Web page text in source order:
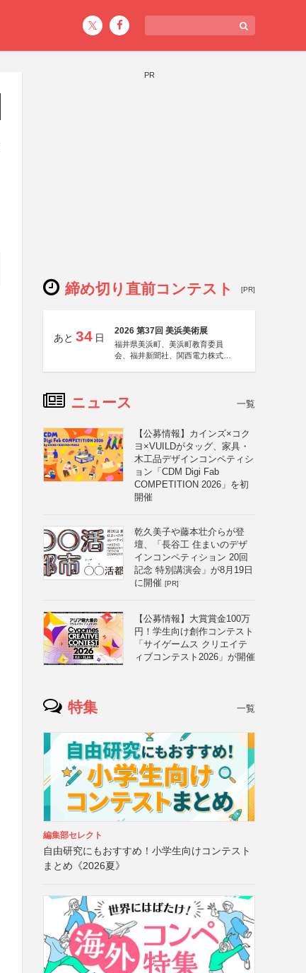
PR
締め切り直前コンテスト [PR]
あと 34 日
2026 第37回 美浜美術展
福井県美浜町、美浜町教育委員
会、福井新聞社、関西電力株式会
ニュース 一覧
【公募情報】カインズ×コク
ヨ×VUILDがタッグ、家具・
木工品デザインコンペティシ
ョン「CDM Digi Fab
COMPETITION 2026」を初
開催
乾久美子や藤本壮介らが登
壇、「長谷工 住まいのデザ
インコンペティション 20回
記念 特別講演会」が8月19日
に開催 [PR]
【公募情報】大賞賞金100万
円！学生向け創作コンテスト
「サイゲームス クリエイテ
ィブコンテスト2026」が開催
特集 一覧
編集部セレクト
自由研究にもおすすめ！小学生向けコンテスト
まとめ《2026夏》